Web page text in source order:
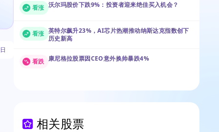
看涨 沃尔玛股价下跌9%：投资者迎来绝佳买入机会？
看涨 英特尔飙升23%，AI芯片热潮推动纳斯达克指数创下
历史新高
看跌 康尼格拉股票因CEO意外换帅暴跌4%
相关股票